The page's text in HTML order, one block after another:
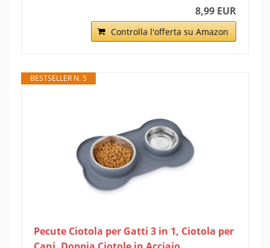
8,99 EUR
Controlla l'offerta su Amazon
BESTSELLER N. 5
Pecute Ciotola per Gatti 3 in 1, Ciotola per